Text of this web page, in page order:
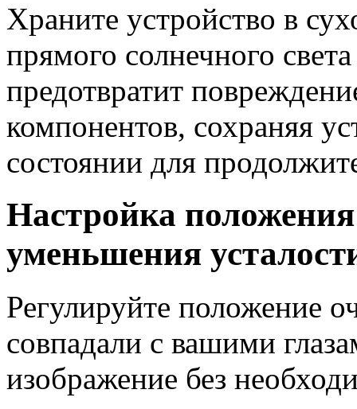
Храните устройство в
прямого солнечного
предотвратит
компонентов, сохраняя
состоянии для
Настройка
уменьшения
Регулируйте положение
совпадали с вашими
изображение без